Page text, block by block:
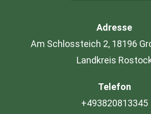
Adresse
Am Schlossteich 2, 18196
Landkreis
Telefon
+493820813345